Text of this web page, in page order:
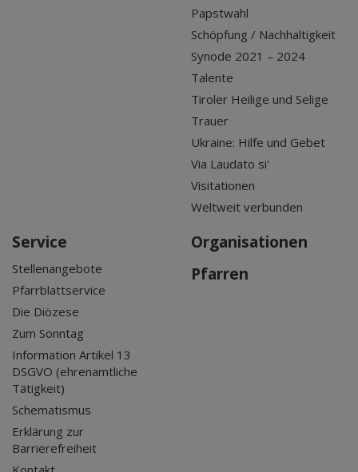
Papstwahl
Schöpfung / Nachhaltigkeit
Synode 2021 – 2024
Talente
Tiroler Heilige und Selige
Trauer
Ukraine: Hilfe und Gebet
Via Laudato si'
Visitationen
Weltweit verbunden
Service
Stellenangebote
Pfarrblattservice
Die Diözese
Zum Sonntag
Information Artikel 13
DSGVO (ehrenamtliche
Tätigkeit)
Schematismus
Erklärung zur
Barrierefreiheit
Organisationen
Pfarren